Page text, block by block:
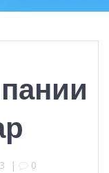
| 0